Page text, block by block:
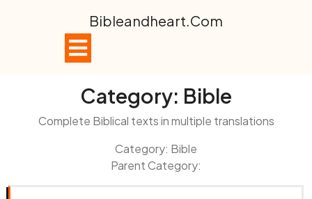
Bibleandheart.com
Category: Bible
Complete Biblical texts in multiple translations
Category: Bible
Parent Category: